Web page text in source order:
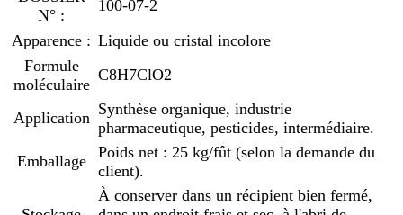
N° :
100-07-2
Apparence : Liquide ou cristal incolore
Formule
moléculaire
C8H7ClO2
Application Synthèse organique, industrie
pharmaceutique, pesticides, intermédiaire.
Emballage
Poids net : 25 kg/fût (selon la demande du
client).
À conserver dans un récipient bien fermé,